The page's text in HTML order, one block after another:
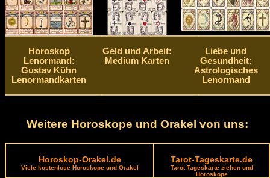
Horoskop
Lenormand:
Gustav Kühn
Lenormandkarten
Geld und Arbeit:
Medium Karten
Liebe und
Gesundheit:
Astrologisches
Lenormand
Weitere Horoskope und Orakel von uns:
Horoskop-Orakel.de
Viele kostenlose Horoskope und Orakel
Tarot-Tageskarte.de
Tarot Tageskarte ziehen und
Horoskope